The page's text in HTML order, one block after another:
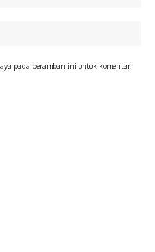
pada peramban ini untuk komentar